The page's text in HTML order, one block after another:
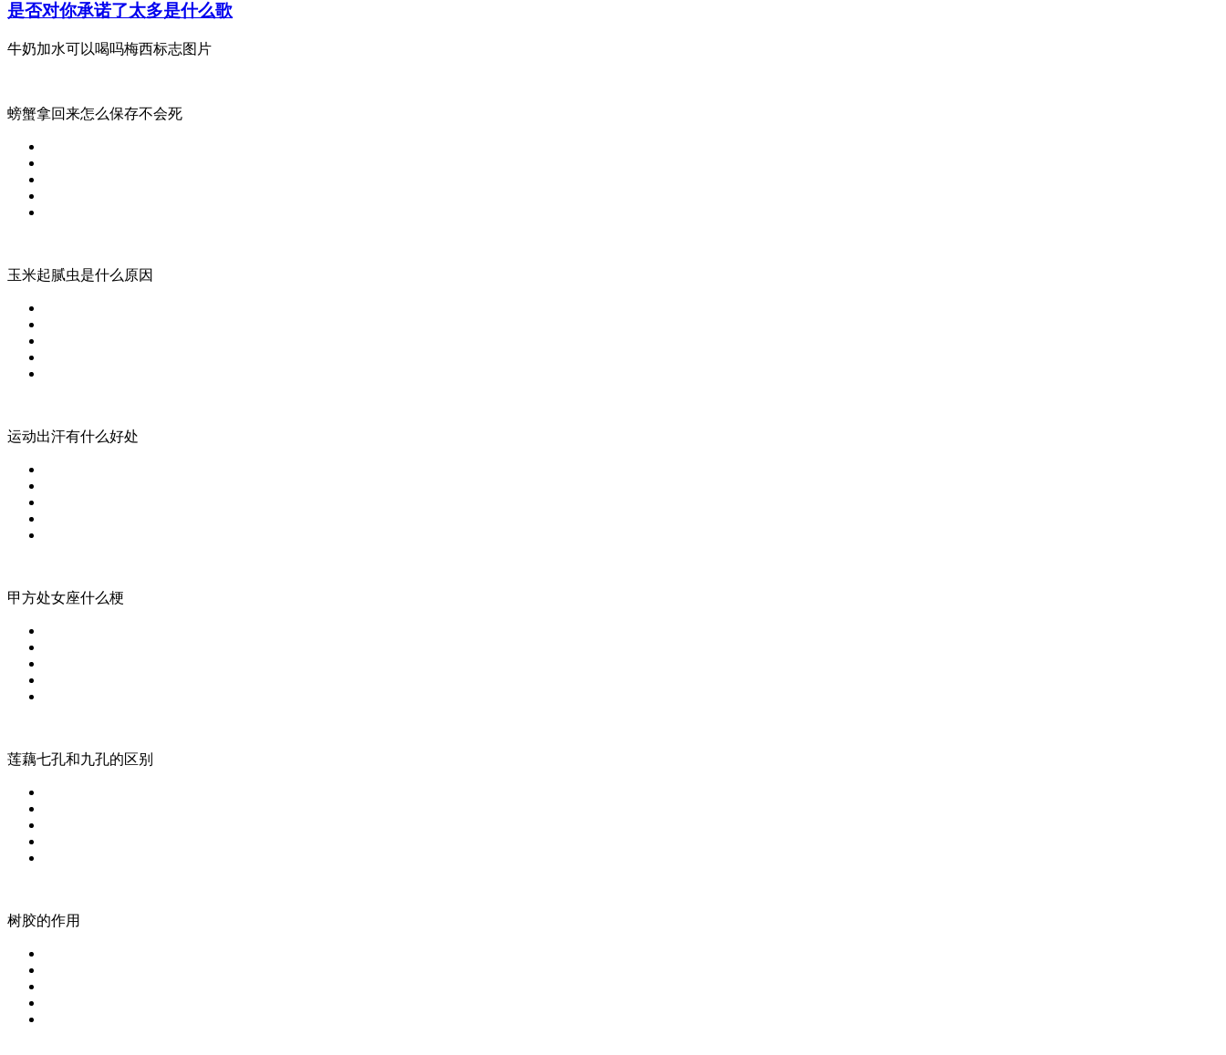
是否对你承诺了太多是什么歌
牛奶加水可以喝吗梅西标志图片
螃蟹拿回来怎么保存不会死
玉米起腻虫是什么原因
运动出汗有什么好处
甲方处女座什么梗
莲藕七孔和九孔的区别
树胶的作用